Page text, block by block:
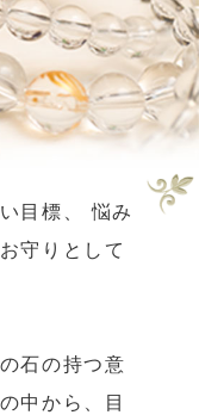
目標、
悩み
守りとして
石の持つ意
中から、目